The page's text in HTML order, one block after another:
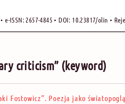
e-ISSN: 2657-4845 • DOI: 10.23817/olin •
criticism” (keyword)
Fostowicz”. Poezja jako